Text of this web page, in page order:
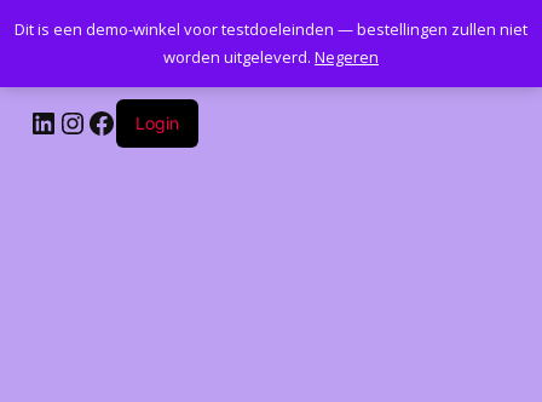
Kantoormeubelenplus.com
LinkedIn
Instagram
Facebook
Login
Dit is een demo-winkel voor testdoeleinden — bestellingen zullen niet
worden uitgeleverd. Negeren